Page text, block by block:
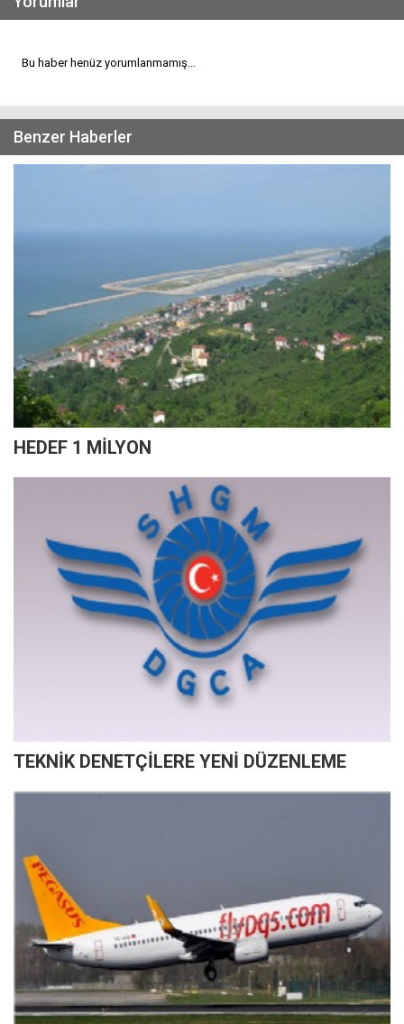
Bu haber henüz yorumlanmamış...
Benzer Haberler
HEDEF 1 MİLYON
TEKNİK DENETÇİLERE YENİ DÜZENLEME